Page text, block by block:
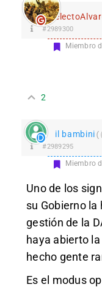
#2989300
Miembro
2
il bambini
#2989295
Miembro
Uno de los
su Gobierno la
gestión de la
haya abierto
hecho gente
Es el modus